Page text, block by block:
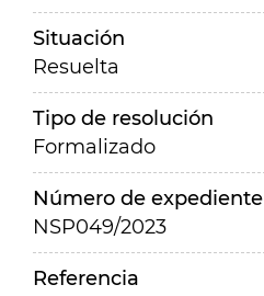
Situación
Resuelta
Tipo de resolución
Formalizado
Número de expediente
NSP049/2023
Referencia